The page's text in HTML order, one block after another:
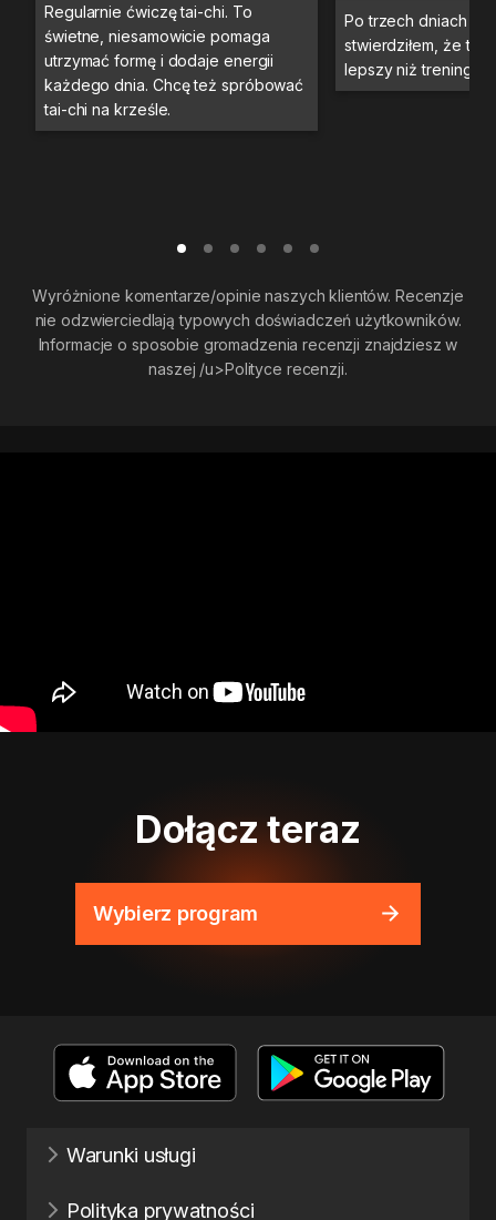
Regularnie ćwiczę tai-chi. To
świetne, niesamowicie pomaga
utrzymać formę i dodaje energii
każdego dnia. Chcę też spróbować
tai-chi na krześle.
Po trzech dniach
stwierdziłem, że ten
lepszy niż trening na
Wyróżnione komentarze/opinie naszych klientów. Recenzje
nie odzwierciedlają typowych doświadczeń użytkowników.
Informacje o sposobie gromadzenia recenzji znajdziesz w
naszej /u>Polityce recenzji.
Dołącz teraz
Wybierz program
Warunki usługi
Polityka prywatności